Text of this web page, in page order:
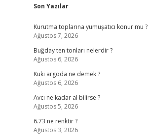
Sidebar
Son Yazılar
Kurutma toplarına yumuşatıcı konur mu ?
Ağustos 7, 2026
Buğday ten tonları nelerdir ?
Ağustos 6, 2026
Kuki argoda ne demek ?
Ağustos 6, 2026
Avcı ne kadar al bilirse ?
Ağustos 5, 2026
6.73 ne renktir ?
Ağustos 3, 2026